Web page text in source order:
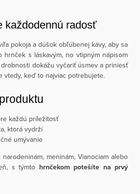
každodennú radosť
pokoja a dúšok obľúbenej kávy, aby sa
hrnček s láskavým, no vtipným nápisom
dokážu vyčariť úsmev a priniesť
vtedy, keď to najviac potrebujete.
každú príležitosť
ktorá vydrží
umývanie
meninám, Vianociam alebo
s týmto hrnčekom potešíte na prvý